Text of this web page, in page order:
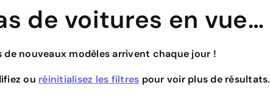
de voitures en vue…
de nouveaux modèles arrivent chaque jour !
ou réinitialisez les filtres pour voir plus de résultats.